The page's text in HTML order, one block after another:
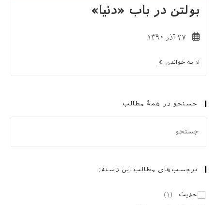
بولتن در باب «دنیا»
نوشته
است:
۲۷ آذر ۱۳۹۰
ادامه خواندنبولتن
جستجو در همهٔ مطالب
برچسب‌های مطالب این دسته:
حدیث ( ۱ )